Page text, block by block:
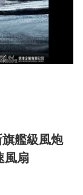
艦級風炮
風扇